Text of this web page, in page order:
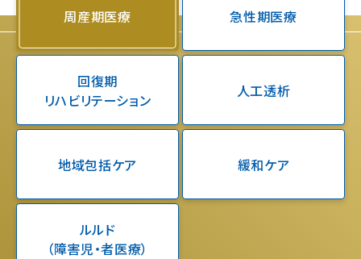
周産期医療 急性期医療
回復期
リハビリテーション
人工透析
地域包括ケア 緩和ケア
ルルド
（障害児・者医療）